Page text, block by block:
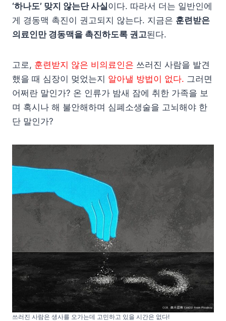
‘하나도’ 맞지 않는단 사실이다. 따라서 더는 일반인에
게 경동맥 촉진이 권고되지 않는다. 지금은 훈련받은
의료인만 경동맥을 촉진하도록 권고된다.
고로, 훈련받지 않은 비의료인은 쓰러진 사람을 발견
했을 때 심장이 멎었는지 알아낼 방법이 없다. 그러면
어쩌란 말인가? 온 인류가 밤새 잠에 취한 가족을 보
며 혹시나 해 불안해하며 심폐소생술을 고뇌해야 한
단 말인가?
쓰러진 사람은 생사를 오가는데 고민하고 있을 시간은 없다!